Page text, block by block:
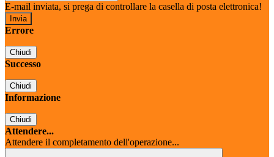
E-mail inviata, si prega di controllare la casella di posta elettronica!
Errore
Chiudi
Successo
Chiudi
Informazione
Chiudi
Attendere...
Attendere il completamento dell'operazione...